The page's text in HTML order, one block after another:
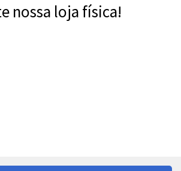
nossa loja física!